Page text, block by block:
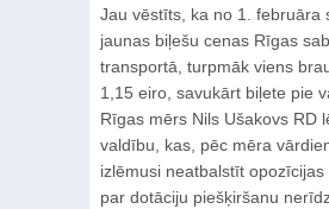
Jau vēstīts, ka no 1. februāra
jaunas biļešu cenas Rīgas
transportā, turpmāk viens
1,15 eiro, savukārt biļete pie
Rīgas mērs Nils Ušakovs RD
valdību, kas, pēc mēra
izlēmusi neatbalstīt opozīcijas
par dotāciju piešķiršanu